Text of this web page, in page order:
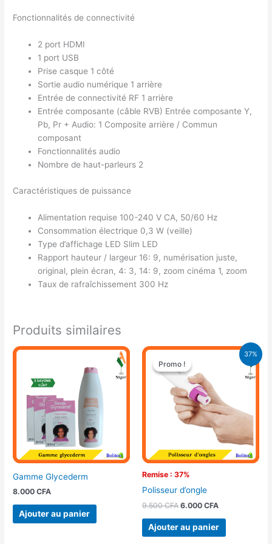
Fonctionnalités de connectivité
2 port HDMI
1 port USB
Prise casque 1 côté
Sortie audio numérique 1 arrière
Entrée de connectivité RF 1 arrière
Entrée composante (câble RVB) Entrée composante Y,
Pb, Pr + Audio: 1 Composite arrière / Commun
composant
Fonctionnalités audio
Nombre de haut-parleurs 2
Caractéristiques de puissance
Alimentation requise 100-240 V CA, 50/60 Hz
Consommation électrique 0,3 W (veille)
Type d’affichage LED Slim LED
Rapport hauteur / largeur 16: 9, numérisation juste,
original, plein écran, 4: 3, 14: 9, zoom cinéma 1, zoom
Taux de rafraîchissement 300 Hz
Produits similaires
Gamme Glycederm
8.000CFA
Ajouter au panier
37%
Promo !
Remise : 37%
Promo !
Polisseur d’ongle
9.500CFA
Le
prix
initial
était :
9.500 CFA.
6.000 CFA
Le
Ajouter au panier